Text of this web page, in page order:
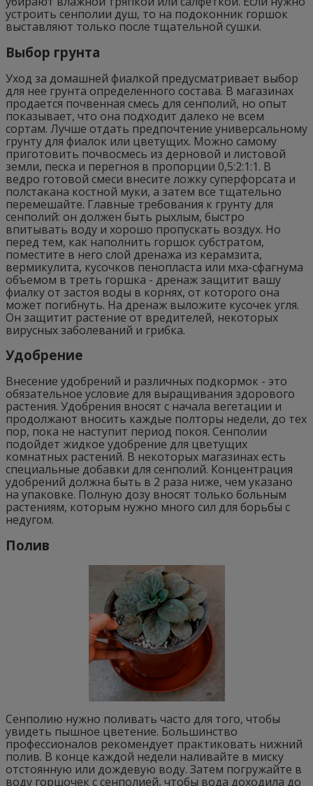
устроить сенполии душ, то на подоконник горшок
выставляют только после тщательной сушки.
Выбор грунта
Уход за домашней фиалкой предусматривает выбор
для нее грунта определенного состава. В магазинах
продается почвенная смесь для сенполий, но опыт
показывает, что она подходит далеко не всем
сортам. Лучше отдать предпочтение универсальному
грунту для фиалок или цветущих. Можно самому
приготовить почвосмесь из дерновой и листовой
земли, песка и перегноя в пропорции 0,5:2:1:1. В
ведро готовой смеси внесите ложку суперфорсата и
полстакана костной муки, а затем все тщательно
перемешайте. Главные требования к грунту для
сенполий: он должен быть рыхлым, быстро
впитывать воду и хорошо пропускать воздух. Но
перед тем, как наполнить горшок субстратом,
поместите в него слой дренажа из керамзита,
вермикулита, кусочков пенопласта или мха-сфагнума
объемом в треть горшка - дренаж защитит вашу
фиалку от застоя воды в корнях, от которого она
может погибнуть. На дренаж выложите кусочек угля.
Он защитит растение от вредителей, некоторых
вирусных заболеваний и грибка.
Удобрение
Внесение удобрений и различных подкормок - это
обязательное условие для выращивания здорового
растения. Удобрения вносят с начала вегетации и
продолжают вносить каждые полторы недели, до тех
пор, пока не наступит период покоя. Сенполии
подойдет жидкое удобрение для цветущих
комнатных растений. В некоторых магазинах есть
специальные добавки для сенполий. Концентрация
удобрений должна быть в 2 раза ниже, чем указано
на упаковке. Полную дозу вносят только больным
растениям, которым нужно много сил для борьбы с
недугом.
Полив
Сенполию нужно поливать часто для того, чтобы
увидеть пышное цветение. Большинство
профессионалов рекомендует практиковать нижний
полив. В конце каждой недели наливайте в миску
отстоянную или дождевую воду. Затем погружайте в
воду горшочек с сенполией, чтобы вода доходила до